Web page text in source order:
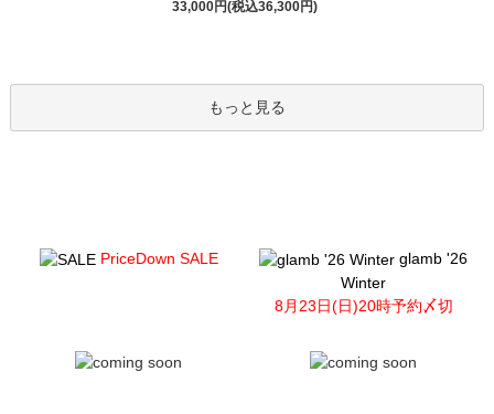
33,000円(税込36,300円)
もっと見る
PriceDown SALE
glamb '26
Winter
8月23日(日)20時予約〆切